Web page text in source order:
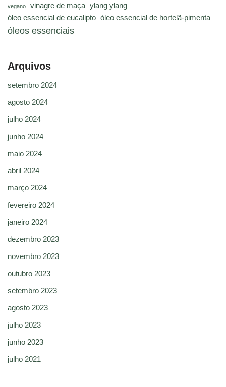
vegano vinagre de maça ylang ylang
óleo essencial de eucalipto óleo essencial de hortelã-pimenta
óleos essenciais
Arquivos
setembro 2024
agosto 2024
julho 2024
junho 2024
maio 2024
abril 2024
março 2024
fevereiro 2024
janeiro 2024
dezembro 2023
novembro 2023
outubro 2023
setembro 2023
agosto 2023
julho 2023
junho 2023
julho 2021